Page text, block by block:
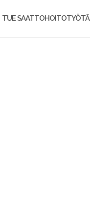
TUE SAATTOHOITOTYÖTÄ